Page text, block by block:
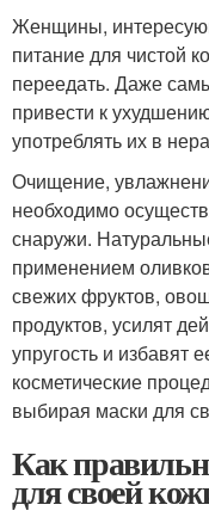
Женщины,
питание для чистой
переедать. Даже
привести к
употреблять их в
Очищение,
необходимо
снаружи.
применением
свежих фруктов,
продуктов, усилят
упругость и избавят
косметические
выбирая маски для
Как
для своей